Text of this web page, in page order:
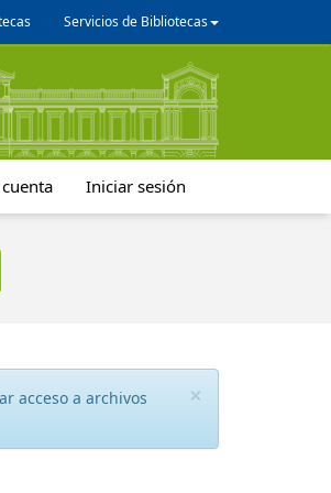
Servicios de Bibliotecas
Iniciar sesión
×
acceso a archivos